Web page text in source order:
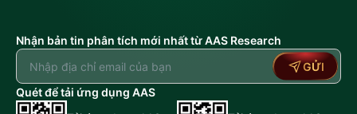
Nhận bản tin phân tích mới nhất từ AAS Research
GỬI
Quét để tải ứng dụng AAS